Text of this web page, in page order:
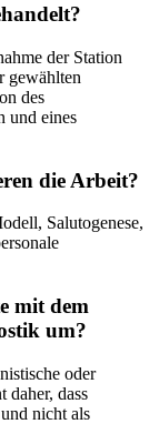
der Station
gewählten
des
und eines
die Arbeit?
Salutogenese,
mit dem
um?
oder
daher, dass
nicht als